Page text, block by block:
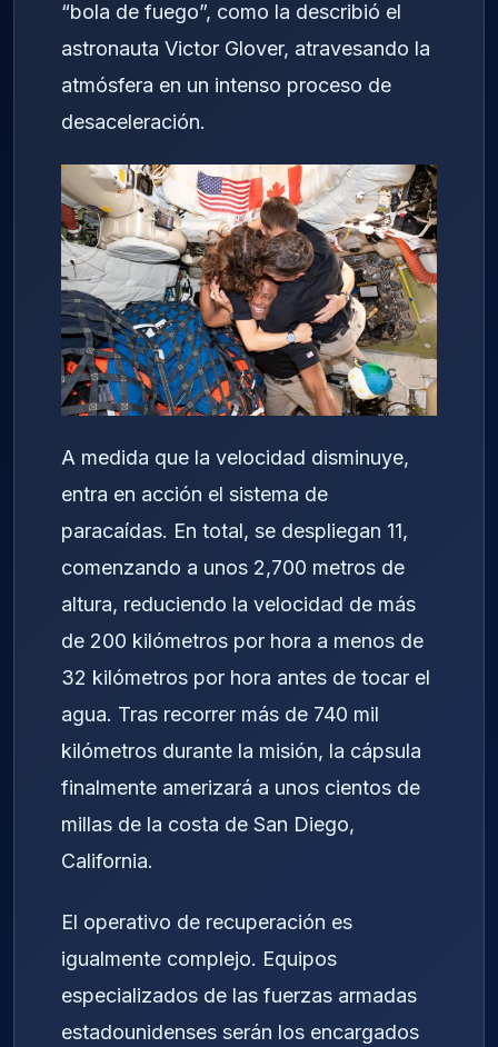
“bola de fuego”, como la describió el
astronauta Victor Glover, atravesando la
atmósfera en un intenso proceso de
desaceleración.
A medida que la velocidad disminuye,
entra en acción el sistema de
paracaídas. En total, se despliegan 11,
comenzando a unos 2,700 metros de
altura, reduciendo la velocidad de más
de 200 kilómetros por hora a menos de
32 kilómetros por hora antes de tocar el
agua. Tras recorrer más de 740 mil
kilómetros durante la misión, la cápsula
finalmente amerizará a unos cientos de
millas de la costa de San Diego,
California.
El operativo de recuperación es
igualmente complejo. Equipos
especializados de las fuerzas armadas
estadounidenses serán los encargados